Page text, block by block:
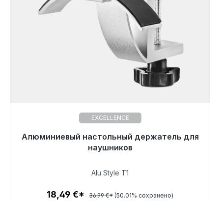
EXCELLENCE
Алюминиевый настольный держатель для
наушников
Готовы к немедленной отправке, срок поставки
48 часов*
18,49 €
Alu Style T1
18,49 €* 36,99 €* (50.01% сохранено)